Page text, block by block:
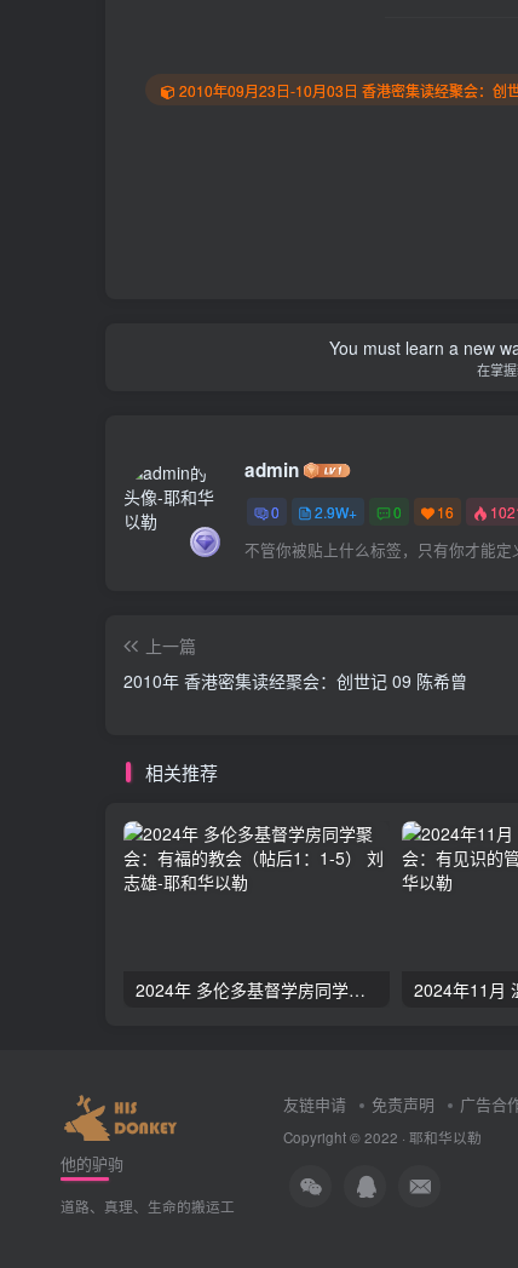
2010年09月23日-10月03日 香港密集读经聚会：创
You must learn a new
在掌
admin
0 2.9W+ 0 16
不管你被贴上什么标签，只有你才能定
上一篇
2010年 香港密集读经聚会：创世记 09 陈希曾
相关推荐
2024年 多伦多基督学房同学聚会：有福的教会（帖后1：1-5） 刘志雄
他的驴驹
道路、真理、生命的搬运工
友链申请 免责声明 广告合
Copyright © 2022 · 耶和华以勒